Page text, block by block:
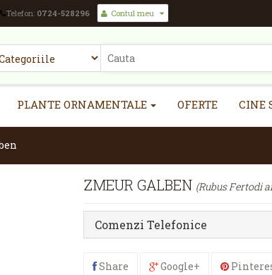
Contul meu
Telefon: 0724-528296
PLANTE ORNAMENTALE OFERTE CINE
ZMEUR GALBEN (Rubus Fertodi
Comenzi Telefonice
Share Google+